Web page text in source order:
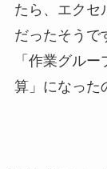
たら、エクセ
だったそうで
「作業グル
算」になった